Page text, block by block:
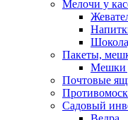
Мелочи у
Пакеты,
Мешки
Почтовые
Садовый